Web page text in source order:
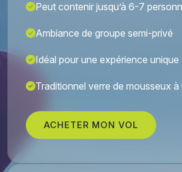
Peut contenir jusqu’à 6-7
Ambiance de groupe semi-privé
Idéal pour une expérience unique
Traditionnel verre de mousseux
ACHETER MON VOL